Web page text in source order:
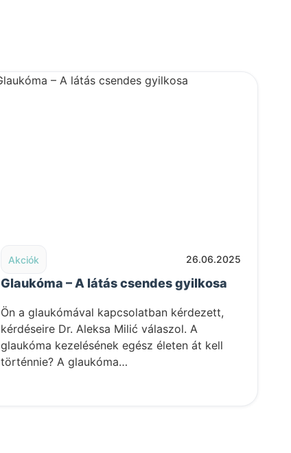
Akciók 26.06.2025
Glaukóma – A látás csendes gyilkosa
Ön a glaukómával kapcsolatban kérdezett,
kérdéseire Dr. Aleksa Milić válaszol. A
glaukóma kezelésének egész életen át kell
történnie? A glaukóma…